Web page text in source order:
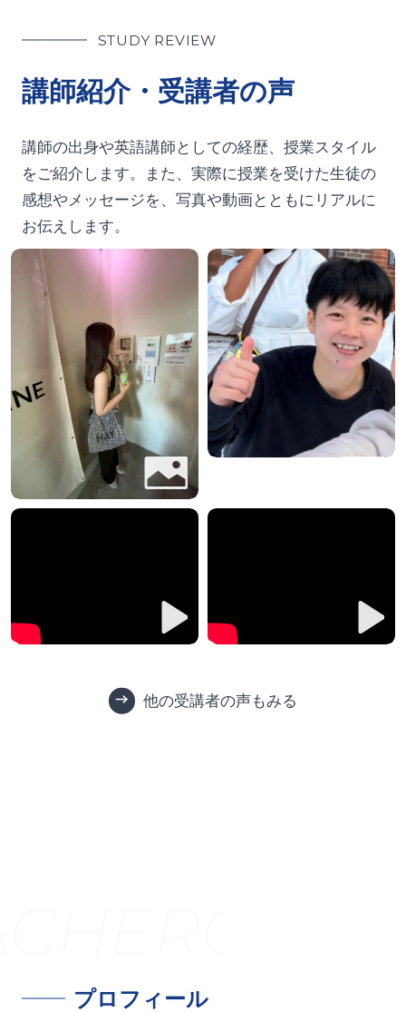
STUDY REVIEW
講師紹介・受講者の声
講師の出身や英語講師としての経歴、授業スタイル
をご紹介します。また、実際に授業を受けた生徒の
感想やメッセージを、写真や動画とともにリアルに
お伝えします。
他の受講者の声もみる
プロフィール